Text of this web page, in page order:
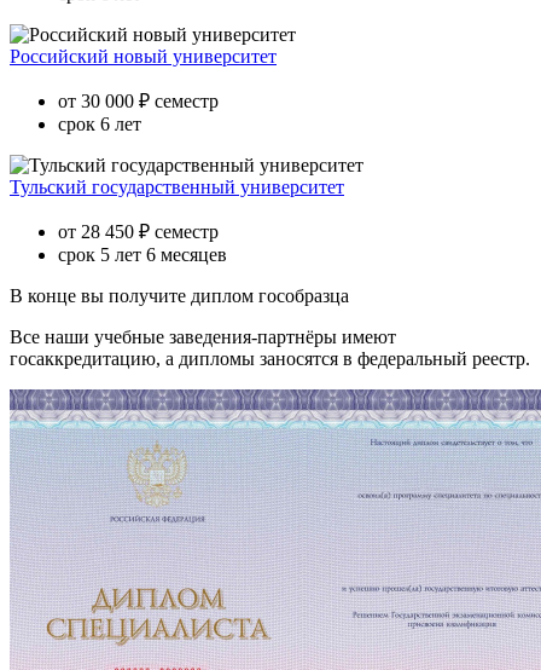
Российский новый университет
от 30 000 ₽ семестр
срок 6 лет
Тульский государственный университет
от 28 450 ₽ семестр
срок 5 лет 6 месяцев
В конце вы получите диплом гособразца
Все наши учебные заведения-партнёры имеют
госаккредитацию, а дипломы заносятся в федеральный реестр.